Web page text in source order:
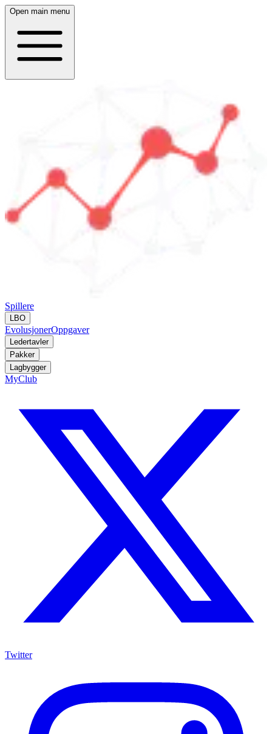
Open main menu
Spillere
LBO
EvolusjonerOppgaver
Ledertavler
Pakker
Lagbygger
MyClub
Twitter